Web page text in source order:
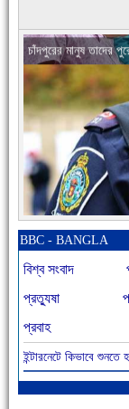
চাঁদপুরের মানুষ তাদের
নতুনবাজার পুলিশ ফাঁড়ি
আজ বিশিষ্ট শিক্ষাবিদ
BBC - BANGLA
বিশ্ব সংবাদ
প্রত্যুষা
প্রবাহ
ইন্টারনেটে কিভাবে শুনতে